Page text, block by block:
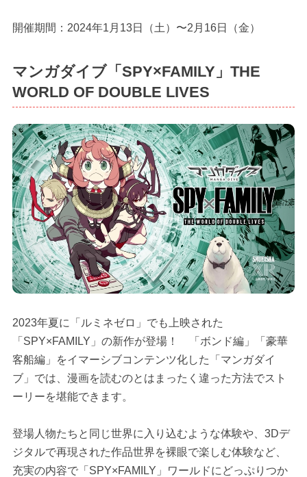
開催期間：2024年1月13日（土）〜2月16日（金）
マンガダイブ「SPY×FAMILY」THE
WORLD OF DOUBLE LIVES
2023年夏に「ルミネゼロ」でも上映された
「SPY×FAMILY」の新作が登場！ 「ボンド編」「豪華
客船編」をイマーシブコンテンツ化した「マンガダイ
ブ」では、漫画を読むのとはまったく違った方法でスト
ーリーを堪能できます。
登場人物たちと同じ世界に入り込むような体験や、3Dデ
ジタルで再現された作品世界を裸眼で楽しむ体験など、
充実の内容で「SPY×FAMILY」ワールドにどっぷりつか